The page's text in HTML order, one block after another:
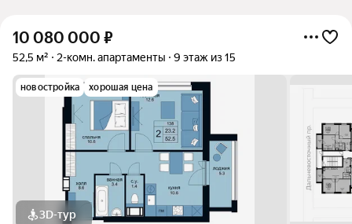
10 080 000 ₽
52,5 м² 2-комн. апартаменты 9 этаж из 15
новостройка хорошая цена
3D-тур